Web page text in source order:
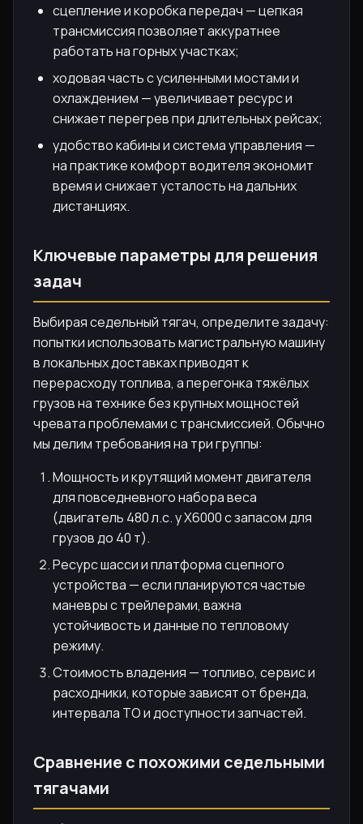
сцепление и коробка передач — цепкая
трансмиссия позволяет аккуратнее
работать на горных участках;
ходовая часть с усиленными мостами и
охлаждением — увеличивает ресурс и
снижает перегрев при длительных рейсах;
удобство кабины и система управления —
на практике комфорт водителя экономит
время и снижает усталость на дальних
дистанциях.
Ключевые параметры для решения
задач
Выбирая седельный тягач, определите задачу:
попытки использовать магистральную машину
в локальных доставках приводят к
перерасходу топлива, а перегонка тяжёлых
грузов на технике без крупных мощностей
чревата проблемами с трансмиссией. Обычно
мы делим требования на три группы:
Мощность и крутящий момент двигателя
для повседневного набора веса
(двигатель 480 л.с. у X6000 с запасом для
грузов до 40 т).
Ресурс шасси и платформа сцепного
устройства — если планируются частые
маневры с трейлерами, важна
устойчивость и данные по тепловому
режиму.
Стоимость владения — топливо, сервис и
расходники, которые зависят от бренда,
интервала ТО и доступности запчастей.
Сравнение с похожими седельными
тягачами